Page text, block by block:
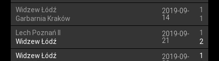
Widzew Łódź
Garbarnia Kraków
2019-09-
14
1
1
Lech Poznań II
Widzew Łódź
2019-09-
21
1
2
Widzew Łódź
2019-09-
1